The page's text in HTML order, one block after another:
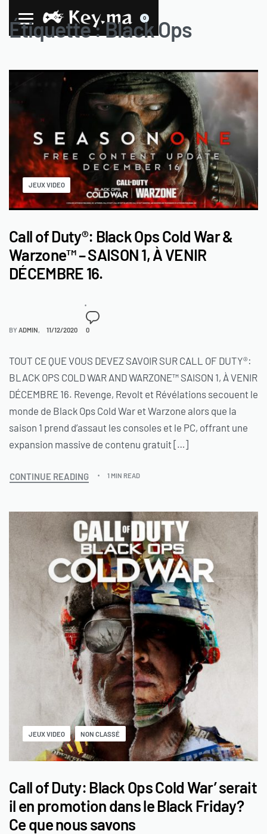
0
Étiquette :Black Ops
JEUX VIDEO
Call of Duty®: Black Ops Cold War &
Warzone™ – SAISON 1, À VENIR
DÉCEMBRE 16.
BYADMIN 11/12/2020 0
TOUT CE QUE VOUS DEVEZ SAVOIR SUR CALL OF DUTY®:
BLACK OPS COLD WAR AND WARZONE™ SAISON 1, À VENIR
DÉCEMBRE 16. Revenge, Revolt et Révélations secouent le
monde de Black Ops Cold War et Warzone alors que la
saison 1 prend d’assaut les consoles et le PC, offrant une
expansion massive de contenu gratuit […]
CONTINUE READING 1 MIN READ
JEUX VIDEO NON CLASSÉ
Call of Duty: Black Ops Cold War’ serait
il en promotion dans le Black Friday?
Ce que nous savons